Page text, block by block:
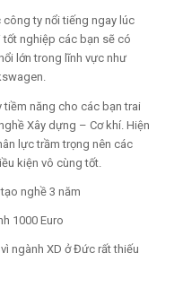
ty nổi tiếng ngay lúc
nghiệp các bạn sẽ có
lớn trong lĩnh vực như
năng cho các bạn trai
Xây dựng – Cơ khí. Hiện
lực trầm trọng nên các
kiện vô cùng tốt.
nghề 3 năm
1000 Euro
ngành XD ở Đức rất thiếu